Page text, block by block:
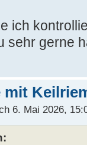
ich
sehr gerne
6. Mai 2026,